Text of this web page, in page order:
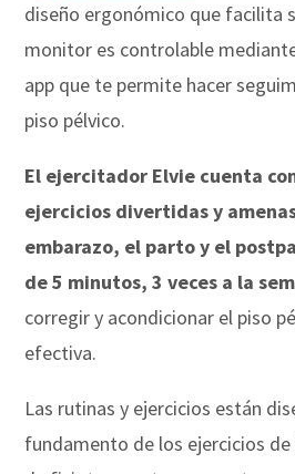
diseño ergonómico que facilita
monitor es controlable
app que te permite hacer
piso pélvico.
El ejercitador Elvie cuenta
ejercicios divertidas y
embarazo, el parto y el
de 5 minutos, 3 veces a la
corregir y acondicionar el piso
efectiva.
Las rutinas y ejercicios están
fundamento de los ejercicios